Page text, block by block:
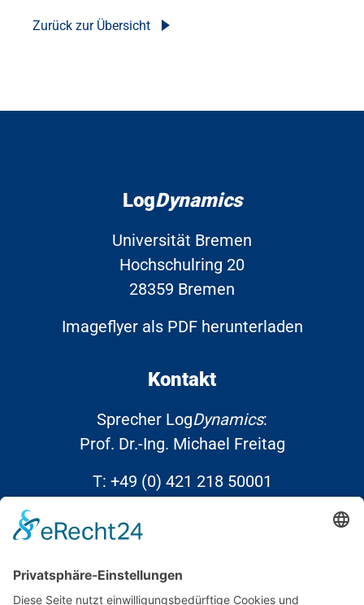
Zurück zur Übersicht
LogDynamics
Universität Bremen
Hochschulring 20
28359 Bremen
Imageflyer als PDF herunterladen
Kontakt
Sprecher LogDynamics:
Prof. Dr.-Ing. Michael Freitag
T: +49 (0) 421 218 50001
Links